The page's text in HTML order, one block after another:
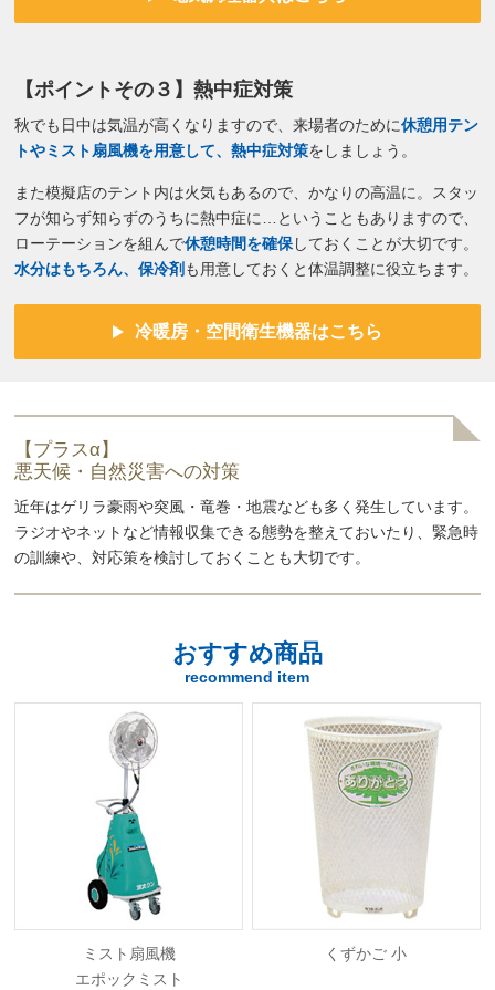
【ポイントその３】熱中症対策
秋でも日中は気温が高くなりますので、来場者のために休憩用テン
トやミスト扇風機を用意して、熱中症対策をしましょう。
また模擬店のテント内は火気もあるので、かなりの高温に。スタッ
フが知らず知らずのうちに熱中症に…ということもありますので、
ローテーションを組んで休憩時間を確保しておくことが大切です。
水分はもちろん、保冷剤 も用意しておくと体温調整に役立ちます。
冷暖房・空間衛生機器はこちら
【プラスα】
悪天候・自然災害への対策
近年はゲリラ豪雨や突風・竜巻・地震なども多く発生しています。
ラジオやネットなど情報収集できる態勢を整えておいたり、緊急時
の訓練や、対応策を検討しておくことも大切です。
おすすめ商品
recommend item
ミスト扇風機
エポックミスト
くずかご 小